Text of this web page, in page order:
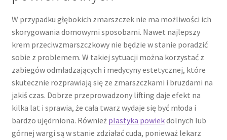
W przypadku głębokich zmarszczek nie ma możliwości ich
skorygowania domowymi sposobami. Nawet najlepszy
krem przeciwzmarszczkowy nie będzie w stanie poradzić
sobie z problemem. W takiej sytuacji można korzystać z
zabiegów odmładzających i medycyny estetycznej, które
skutecznie rozprawiają się ze zmarszczkami i bruzdami na
jakiś czas. Dobrze przeprowadzony lifting daje efekt na
kilka lat i sprawia, że cała twarz wydaje się być młoda i
bardzo ujędrniona. Również plastyka powiekdolnych lub
górnej wargi są w stanie zdziałać cuda, ponieważ lekarz